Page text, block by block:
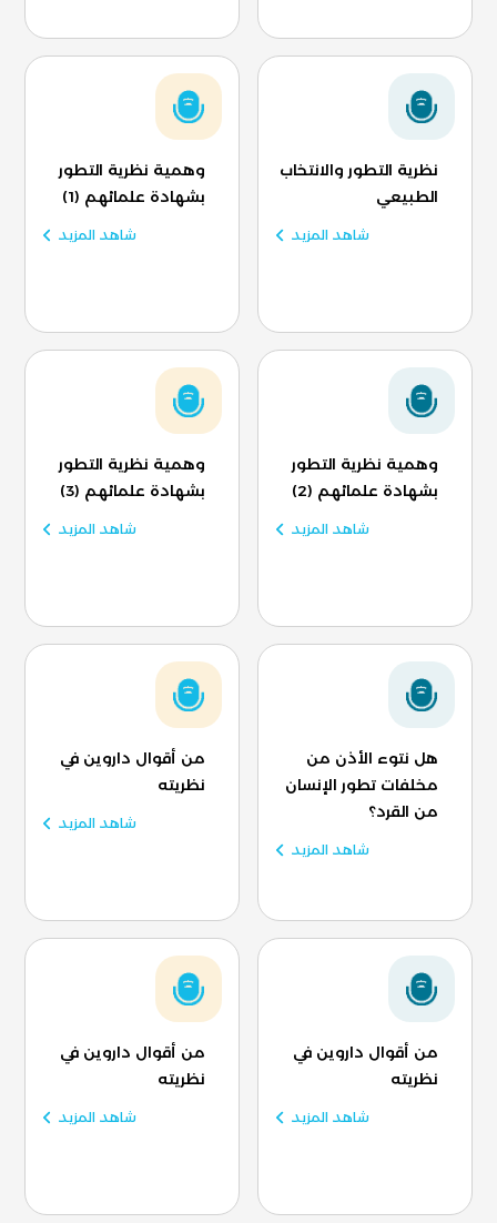
نظرية التطور والانتخاب
الطبيعي
شاهد المزيد
وهمية نظرية التطور
بشهادة علمائهم (1)
شاهد المزيد
وهمية نظرية التطور
بشهادة علمائهم (2)
شاهد المزيد
وهمية نظرية التطور
بشهادة علمائهم (3)
شاهد المزيد
هل نتوء الأذن من
مخلفات تطور الإنسان
من القرد؟
شاهد المزيد
من أقوال داروين في
نظريته
شاهد المزيد
من أقوال داروين في
نظريته
شاهد المزيد
من أقوال داروين في
نظريته
شاهد المزيد